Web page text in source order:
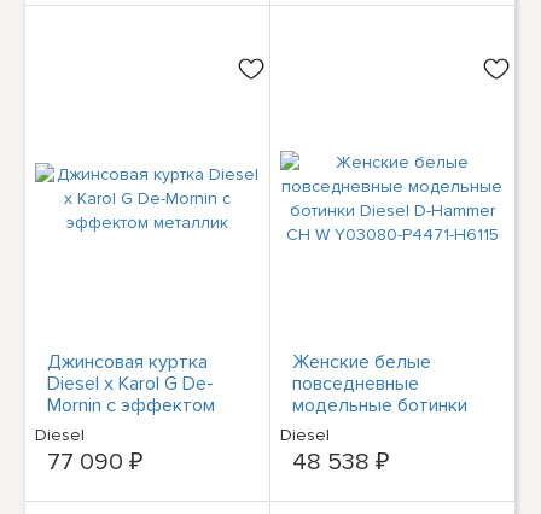
Джинсовая куртка
Diesel x Karol G De-
Mornin с эффектом
металлик
Diesel
77 090 ₽
Женские белые
повседневные
модельные ботинки
Diesel D-Hammer CH
W Y03080-P4471-
H6115
Diesel
48 538 ₽